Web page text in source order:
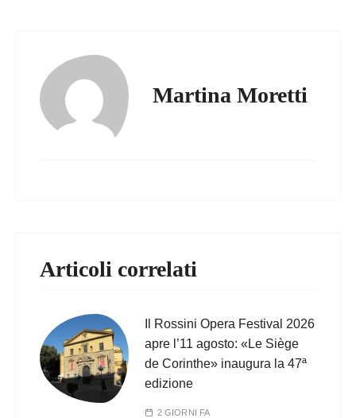
Martina Moretti
Articoli correlati
Il Rossini Opera Festival 2026
apre l’11 agosto: «Le Siège
de Corinthe» inaugura la 47ª
edizione
2 GIORNI FA